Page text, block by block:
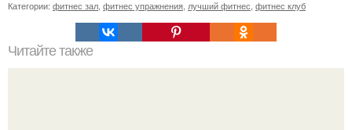
Категории: фитнес зал фитнес упражнения лучший фитнес фитнес клуб
Читайте также